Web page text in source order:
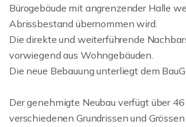
Bürogebäude mit angrenzender Halle
Abrissbestand übernommen wird.
Die direkte und weiterführende
vorwiegend aus Wohngebäuden.
Die neue Bebauung unterliegt dem
Der genehmigte Neubau verfügt über
verschiedenen Grundrissen und